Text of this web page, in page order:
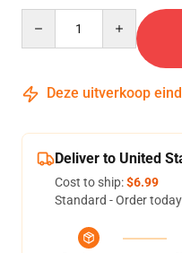
Deze uitverkoop
Deliver to United
Cost to ship:$6.99
Standard - Order